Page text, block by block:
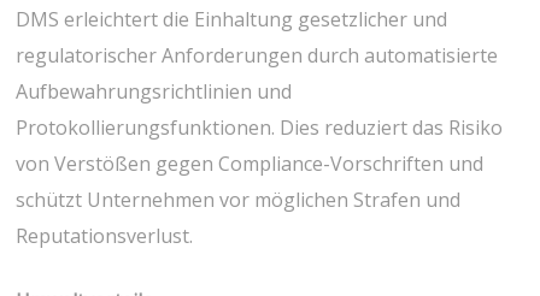
DMS erleichtert die Einhaltung gesetzlicher und
regulatorischer Anforderungen durch automatisierte
Aufbewahrungsrichtlinien und
Protokollierungsfunktionen. Dies reduziert das Risiko
von Verstößen gegen Compliance-Vorschriften und
schützt Unternehmen vor möglichen Strafen und
Reputationsverlust.